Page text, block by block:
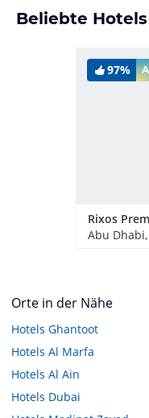
Beliebte
97%
Orte in der Nähe
Hotels Ghantoot
Hotels Al Marfa
Hotels Al Ain
Hotels Dubai